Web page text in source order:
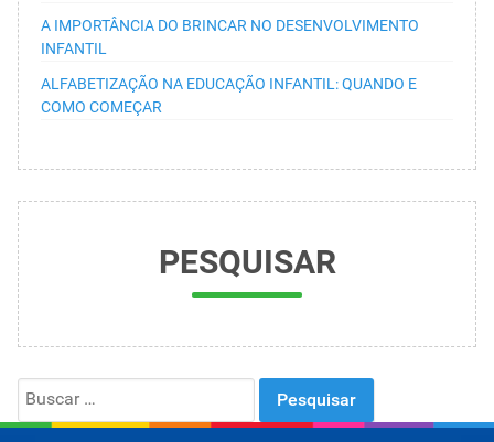
A IMPORTÂNCIA DO BRINCAR NO DESENVOLVIMENTO
INFANTIL
ALFABETIZAÇÃO NA EDUCAÇÃO INFANTIL: QUANDO E
COMO COMEÇAR
PESQUISAR
Search